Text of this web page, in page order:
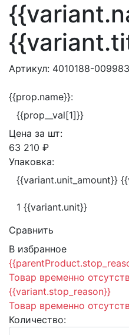
Артикул: 4010188-
{{prop.name}}:
{{prop__val[1]}}
Цена за шт:
63 210 ₽
Упаковка:
{{variant.unit_amount}}
1 {{variant.unit}}
Сравнить
В избранное
Товар временно
{{variant.stop_reason}}
Товар временно
Количество: